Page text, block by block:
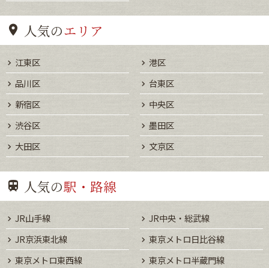
人気のエリア
江東区
港区
品川区
台東区
新宿区
中央区
渋谷区
墨田区
大田区
文京区
人気の駅・路線
JR山手線
JR中央・総武線
JR京浜東北線
東京メトロ日比谷線
東京メトロ東西線
東京メトロ半蔵門線